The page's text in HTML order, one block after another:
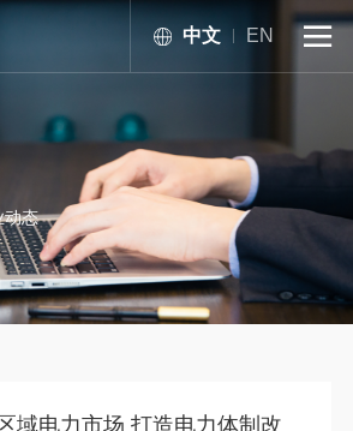
中文 EN 
动态
域电力市场 打造电力体制改